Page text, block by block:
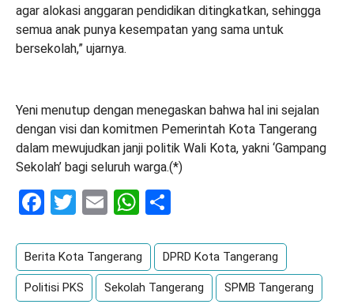
agar alokasi anggaran pendidikan ditingkatkan, sehingga
semua anak punya kesempatan yang sama untuk
bersekolah,” ujarnya.
Yeni menutup dengan menegaskan bahwa hal ini sejalan
dengan visi dan komitmen Pemerintah Kota Tangerang
dalam mewujudkan janji politik Wali Kota, yakni ‘Gampang
Sekolah’ bagi seluruh warga.(*)
Facebook
Twitter
EmailWhatsApp
Berita Kota Tangerang DPRD Kota Tangerang
Politisi PKS Sekolah Tangerang SPMB Tangerang